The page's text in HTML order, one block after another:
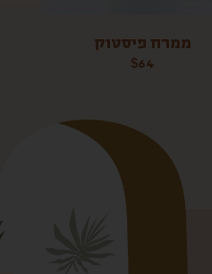
ממרח פיסטוק
$64